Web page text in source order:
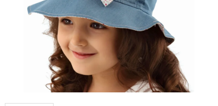
hvězdiček.